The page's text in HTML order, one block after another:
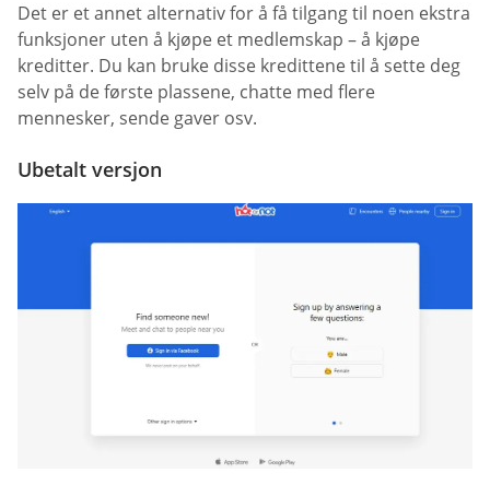
Det er et annet alternativ for å få tilgang til noen ekstra
funksjoner uten å kjøpe et medlemskap – å kjøpe
kreditter. Du kan bruke disse kredittene til å sette deg
selv på de første plassene, chatte med flere
mennesker, sende gaver osv.
Ubetalt versjon